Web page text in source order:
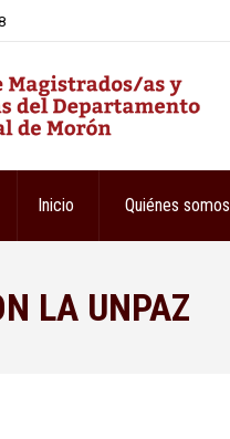
Inicio Quiénes somos
LA UNPAZ